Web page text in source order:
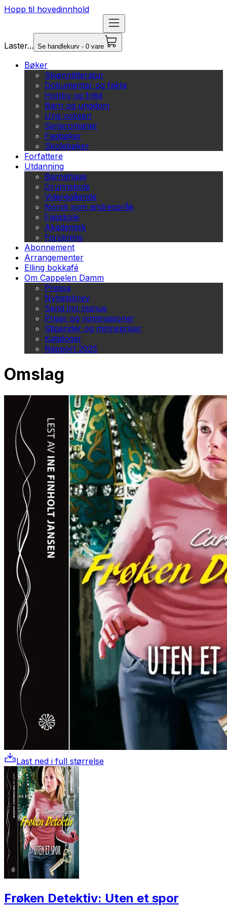
Hopp til hovedinnhold
Laster... Se handlekurv - 0 vare
Bøker
Skjønnlitteratur
Dokumentar og fakta
Hobby og fritid
Barn og ungdom
Ung voksen
Serieromaner
Fagbøker
Skolebøker
Forfattere
Utdanning
Barnehage
Grunnskole
Videregående
Norsk som andrespråk
Fagskole
Akademisk
Forskning
Abonnement
Arrangementer
Elling bokkafé
Om Cappelen Damm
Presse
Nyhetsbrev
Send inn manus
Priser og nominasjoner
Stipender og minnepriser
Kataloger
Rapport 2025
Omslag
Last ned i full størrelse
Frøken Detektiv: Uten et spor